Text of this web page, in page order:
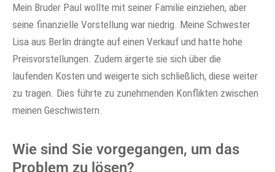
Mein Bruder Paul wollte mit seiner Familie einziehen, aber
seine finanzielle Vorstellung war niedrig. Meine Schwester
Lisa aus Berlin drängte auf einen Verkauf und hatte hohe
Preisvorstellungen. Zudem ärgerte sie sich über die
laufenden Kosten und weigerte sich schließlich, diese weiter
zu tragen. Dies führte zu zunehmenden Konflikten zwischen
meinen Geschwistern.
Wie sind Sie vorgegangen, um das
Problem zu lösen?